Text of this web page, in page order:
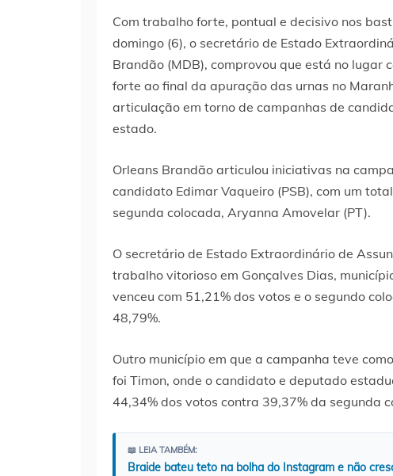
Com trabalho forte, pontual e decisivo nos
domingo (6), o secretário de Estado
Brandão (MDB), comprovou que está no lugar
forte ao final da apuração das urnas no
articulação em torno de campanhas de
estado.
Orleans Brandão articulou iniciativas na
candidato Edimar Vaqueiro (PSB), com um
segunda colocada, Aryanna Amovelar (PT).
O secretário de Estado Extraordinário de
trabalho vitorioso em Gonçalves Dias,
venceu com 51,21% dos votos e o segundo
48,79%.
Outro município em que a campanha teve
foi Timon, onde o candidato e deputado
44,34% dos votos contra 39,37% da segunda
📖 LEIA TAMBÉM:
Braide bateu teto na bolha do Instagram e não